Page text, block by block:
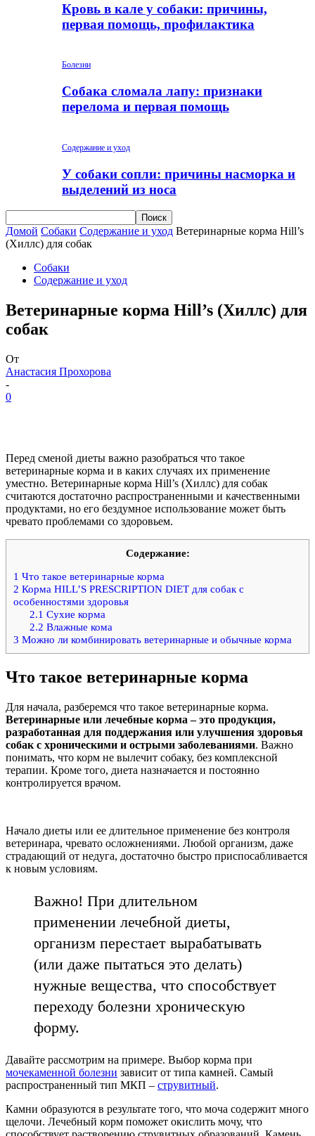
Кровь в кале у собаки: причины,
первая помощь, профилактика
Болезни
Собака сломала лапу: признаки
перелома и первая помощь
Содержание и уход
У собаки сопли: причины насморка и
выделений из носа
Домой Собаки Содержание и уход Ветеринарные корма Hill’s
(Хиллс) для собак
Собаки
Содержание и уход
Ветеринарные корма Hill’s (Хиллс) для
собак
От
Анастасия Прохорова
-
0
Перед сменой диеты важно разобраться что такое
ветеринарные корма и в каких случаях их применение
уместно. Ветеринарные корма Hill’s (Хиллс) для собак
считаются достаточно распространенными и качественными
продуктами, но его бездумное использование может быть
чревато проблемами со здоровьем.
Содержание:
1 Что такое ветеринарные корма
2 Корма HILL’S PRESCRIPTION DIET для собак с
особенностями здоровья
2.1 Сухие корма
2.2 Влажные кома
3 Можно ли комбинировать ветеринарные и обычные корма
Что такое ветеринарные корма
Для начала, разберемся что такое ветеринарные корма.
Ветеринарные или лечебные корма – это продукция,
разработанная для поддержания или улучшения здоровья
собак с хроническими и острыми заболеваниями. Важно
понимать, что корм не вылечит собаку, без комплексной
терапии. Кроме того, диета назначается и постоянно
контролируется врачом.
Начало диеты или ее длительное применение без контроля
ветеринара, чревато осложнениями. Любой организм, даже
страдающий от недуга, достаточно быстро приспосабливается
к новым условиям.
Важно! При длительном
применении лечебной диеты,
организм перестает вырабатывать
(или даже пытаться это делать)
нужные вещества, что способствует
переходу болезни хроническую
форму.
Давайте рассмотрим на примере. Выбор корма при
мочекаменной болезни зависит от типа камней. Самый
распространенный тип МКП – струвитный.
Камни образуются в результате того, что моча содержит много
щелочи. Лечебный корм поможет окислить мочу, что